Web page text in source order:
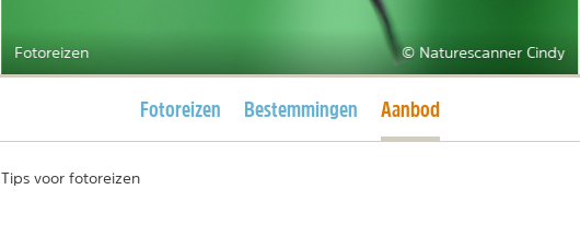
Fotoreizen © Naturescanner Cindy
Huidige pagina
Fotoreizen Bestemmingen Huidige pagina
Aanbod
Tips voor fotoreizen